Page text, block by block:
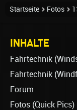
Startseite Fotos
INHALTE
Fahrtechnik
Fahrtechnik
Forum
Fotos (Quick Pics)